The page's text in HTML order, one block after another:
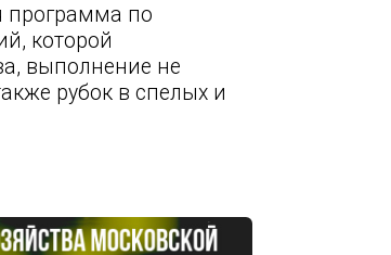
программа по
которой
выполнение не
рубок в спелых и